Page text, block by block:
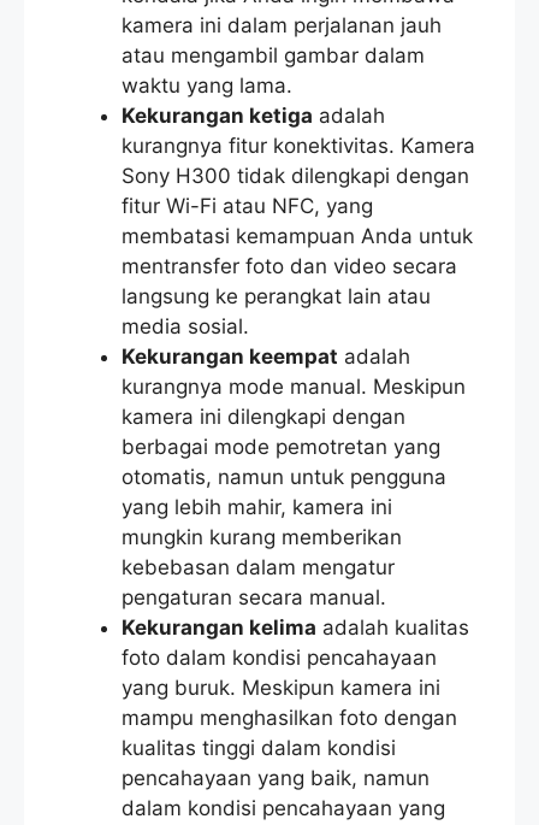
kamera ini dalam perjalanan jauh
atau mengambil gambar dalam
waktu yang lama.
Kekurangan ketiga adalah
kurangnya fitur konektivitas. Kamera
Sony H300 tidak dilengkapi dengan
fitur Wi-Fi atau NFC, yang
membatasi kemampuan Anda untuk
mentransfer foto dan video secara
langsung ke perangkat lain atau
media sosial.
Kekurangan keempat adalah
kurangnya mode manual. Meskipun
kamera ini dilengkapi dengan
berbagai mode pemotretan yang
otomatis, namun untuk pengguna
yang lebih mahir, kamera ini
mungkin kurang memberikan
kebebasan dalam mengatur
pengaturan secara manual.
Kekurangan kelima adalah kualitas
foto dalam kondisi pencahayaan
yang buruk. Meskipun kamera ini
mampu menghasilkan foto dengan
kualitas tinggi dalam kondisi
pencahayaan yang baik, namun
dalam kondisi pencahayaan yang